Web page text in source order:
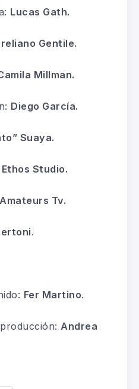
Lucas Gath.
Gentile.
Millman.
Diego García.
Suaya.
Ethos Studio.
Tv.
.
Fer Martino.
Andrea